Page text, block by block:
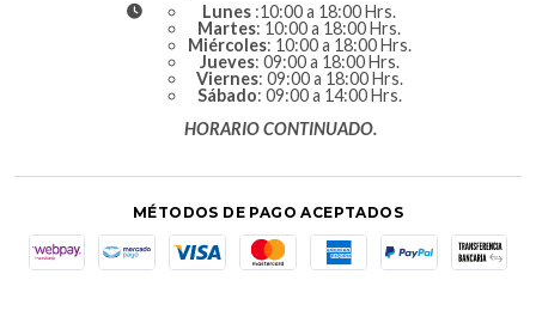
Lunes :10:00 a 18:00 Hrs.
Martes: 10:00 a 18:00 Hrs.
Miércoles: 10:00 a 18:00 Hrs.
Jueves: 09:00 a 18:00 Hrs.
Viernes: 09:00 a 18:00 Hrs.
Sábado: 09:00 a 14:00 Hrs.
HORARIO CONTINUADO.
MÉTODOS DE PAGO ACEPTADOS